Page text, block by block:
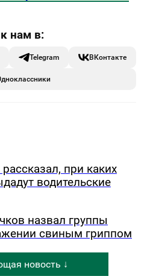
Telegram ВКонтакте
при каких
водительские
назвал группы
свиным гриппом
новость ↓